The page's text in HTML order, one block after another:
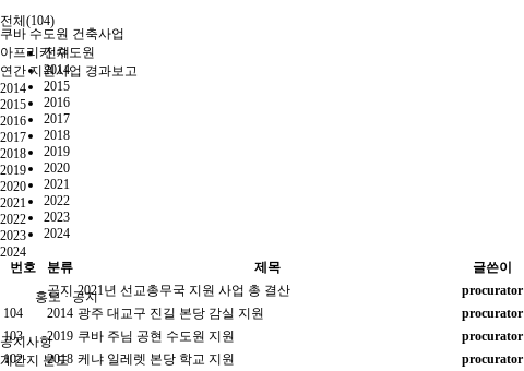
쿠바 수도원 건축사업
아프리카 수도원
연간 지원사업 경과보고
2014
2015
2016
2017
2018
2019
2020
2021
2022
2023
2024
홍보 · 공지
공지사항
계간지 분도
전체(104)
전체
2014
2015
2016
2017
2018
2019
2020
2021
2022
2023
2024
번호 분류 제목 글쓴이
공지 2021년 선교총무국 지원 사업 총 결산 procurator
104
2014 광주 대교구 진길 본당 감실 지원 procurator
103
2019 쿠바 주님 공현 수도원 지원 procurator
102
2018 케냐 일레렛 본당 학교 지원 procurator